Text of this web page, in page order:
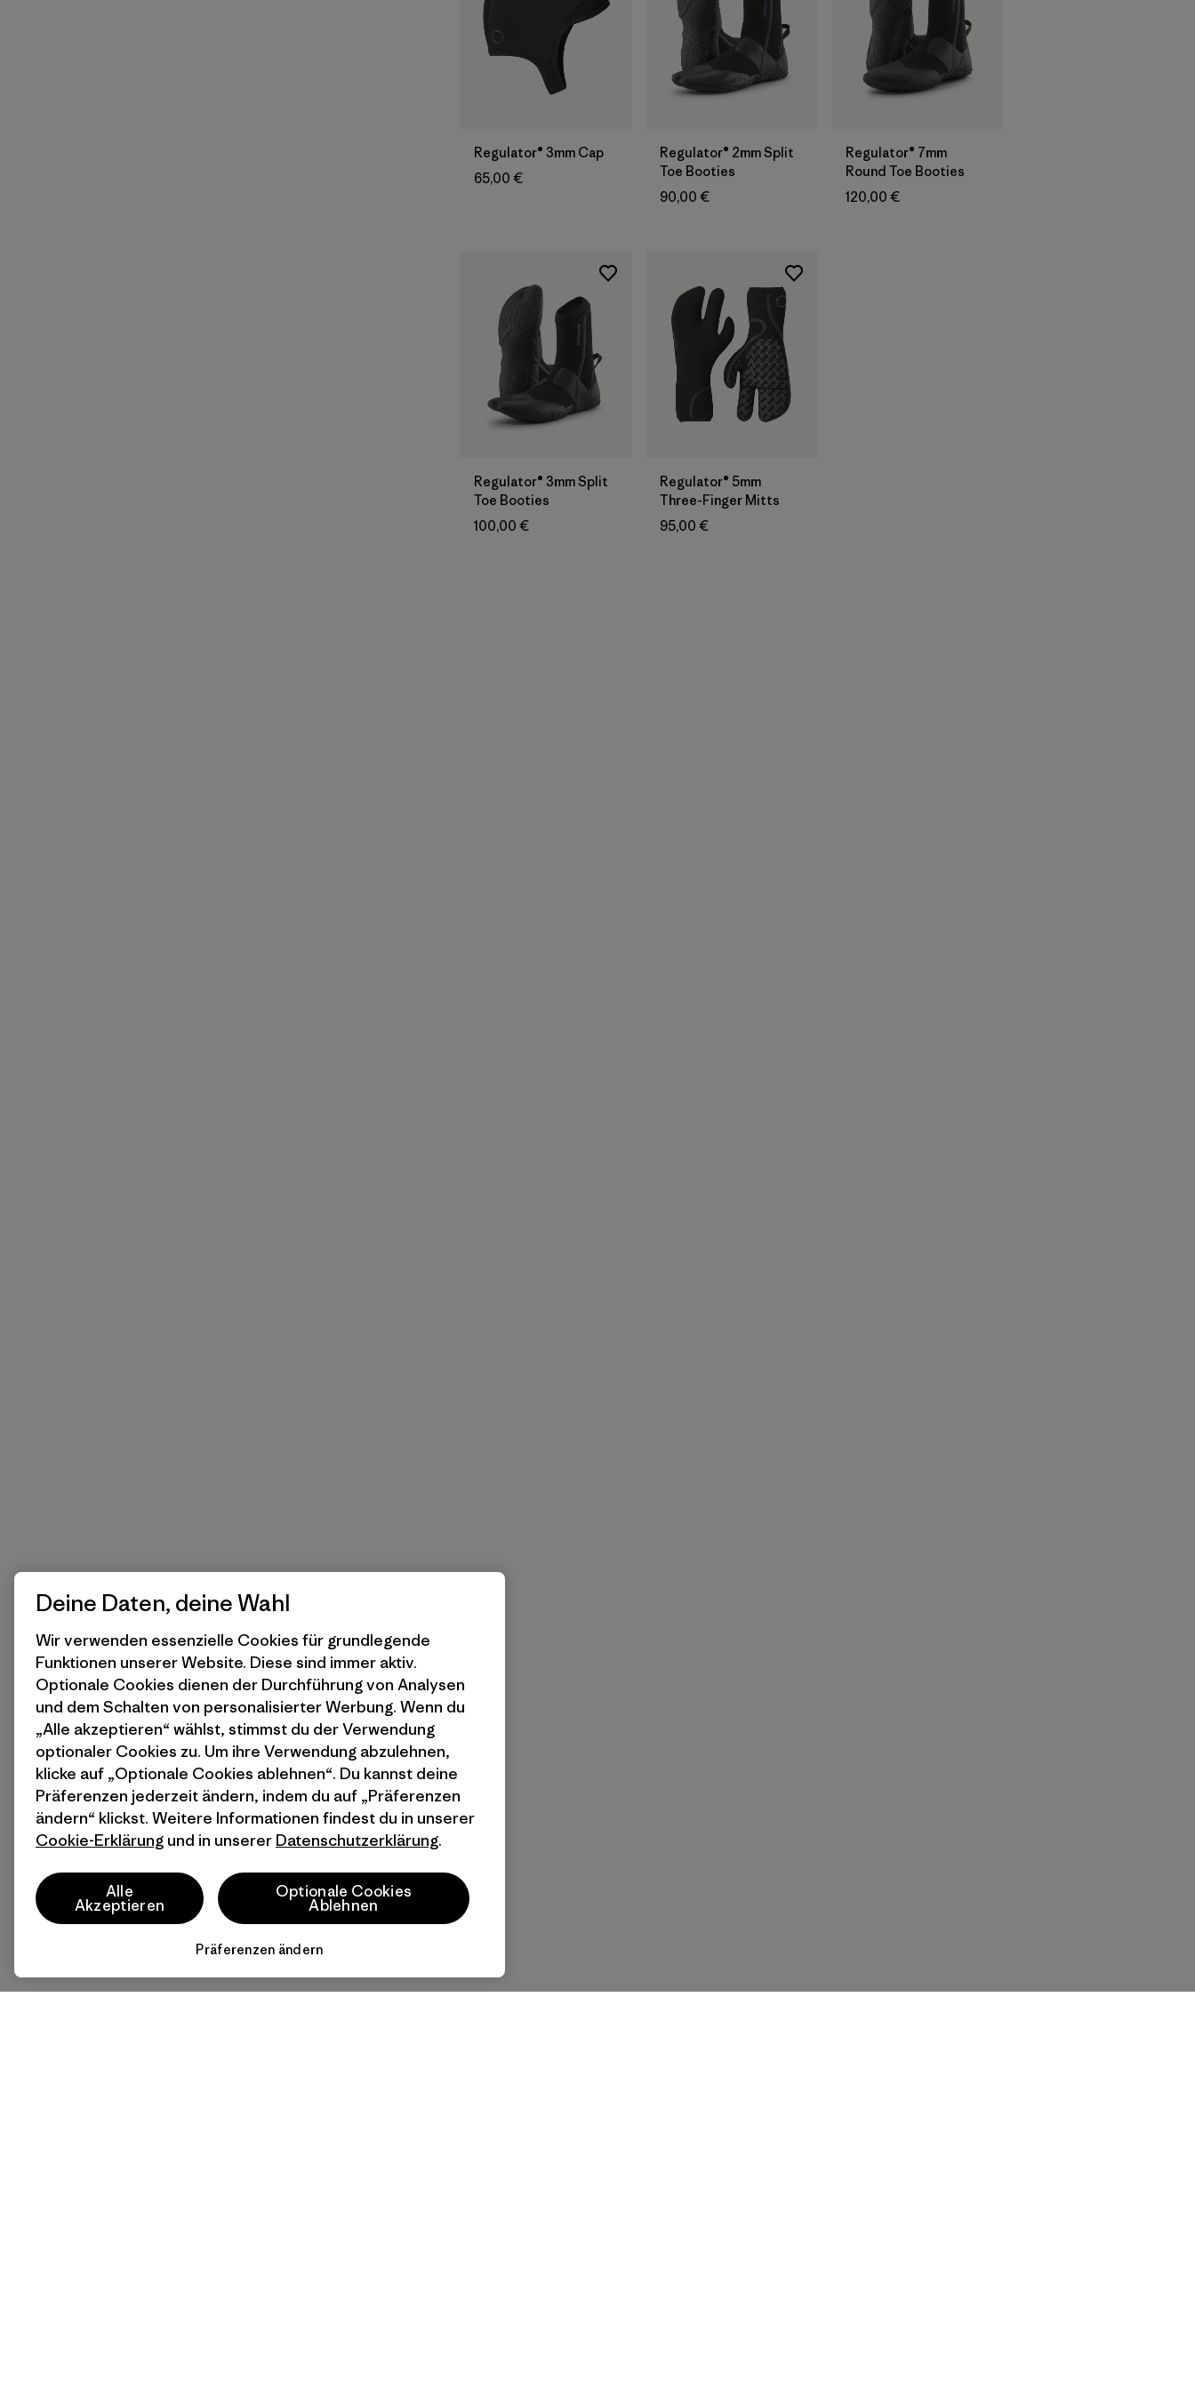
Regulator® 3mm Cap
65,00 €
Regulator® 2mm Split
Toe Booties
90,00 €
Regulator® 7mm
Round Toe Booties
120,00 €
Regulator® 3mm Split
Toe Booties
100,00 €
Regulator® 5mm
Three-Finger Mitts
95,00 €
Deine Daten, deine Wahl
Wir verwenden essenzielle Cookies für grundlegende
Funktionen unserer Website. Diese sind immer aktiv.
Optionale Cookies dienen der Durchführung von Analysen
und dem Schalten von personalisierter Werbung. Wenn du
„Alle akzeptieren“ wählst, stimmst du der Verwendung
optionaler Cookies zu. Um ihre Verwendung abzulehnen,
klicke auf „Optionale Cookies ablehnen“. Du kannst deine
Präferenzen jederzeit ändern, indem du auf „Präferenzen
ändern“ klickst. Weitere Informationen findest du in unserer
Cookie-Erklärung und in unserer Datenschutzerklärung.
Alle
Akzeptieren
Optionale Cookies
Ablehnen
Präferenzen ändern